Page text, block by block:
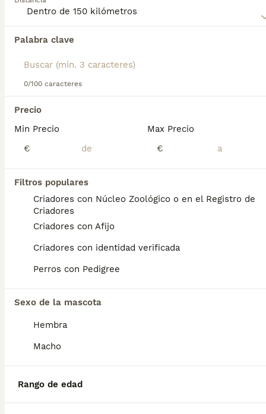
Palabra clave
0/100 caracteres
Precio
Min Precio
€
Max Precio
€
Filtros populares
Criadores con Núcleo Zoológico o en el Registro de
Criadores
Criadores con Afijo
Criadores con identidad verificada
Perros con Pedigree
Sexo de la mascota
Hembra
Macho
Rango de edad
Lee nuestra
página de consejos de compra de Pomerania
Encontramos 0 Pomerania Perros para monta
Si deseas exactamente esta búsqueda guarda tu
búsqueda y espera el resultado perfecto:
Preguntas frecuentes
¿Cuánto cuesta un cachorro
de Pomerania?
El coste medio de un cachorro de Pomerania
en España es de aproximadamente 990€,
aunque los precios pueden variar según
factores como el pedigrí, la reputación del
¿Cuáles son los 3 tipos de
¿Cuánto vive un Pomerania